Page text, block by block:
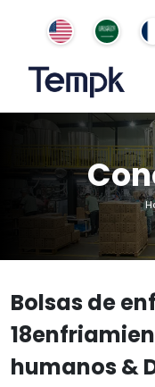
Bolsas de
humanos &